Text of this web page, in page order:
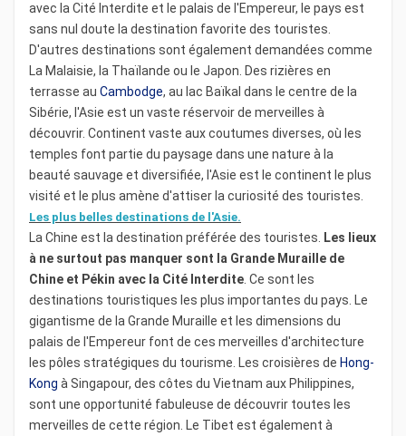
avec la Cité Interdite et le palais de l'Empereur, le pays est
sans nul doute la destination favorite des touristes.
D'autres destinations sont également demandées comme
La Malaisie, la Thaïlande ou le Japon. Des rizières en
terrasse au Cambodge, au lac Baïkal dans le centre de la
Sibérie, l'Asie est un vaste réservoir de merveilles à
découvrir. Continent vaste aux coutumes diverses, où les
temples font partie du paysage dans une nature à la
beauté sauvage et diversifiée, l'Asie est le continent le plus
visité et le plus amène d'attiser la curiosité des touristes.
Les plus belles destinations de l'Asie.
La Chine est la destination préférée des touristes.
Les lieux
à ne surtout pas manquer sont la Grande Muraille de
Chine et Pékin avec la Cité Interdite . Ce sont les
destinations touristiques les plus importantes du pays. Le
gigantisme de la Grande Muraille et les dimensions du
palais de l'Empereur font de ces merveilles d'architecture
les pôles stratégiques du tourisme. Les croisières de Hong-
Kong à Singapour, des côtes du Vietnam aux Philippines,
sont une opportunité fabuleuse de découvrir toutes les
merveilles de cette région. Le Tibet est également à